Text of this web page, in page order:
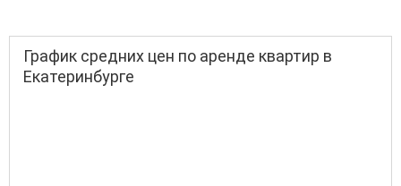
График средних цен по аренде квартир в
Екатеринбурге